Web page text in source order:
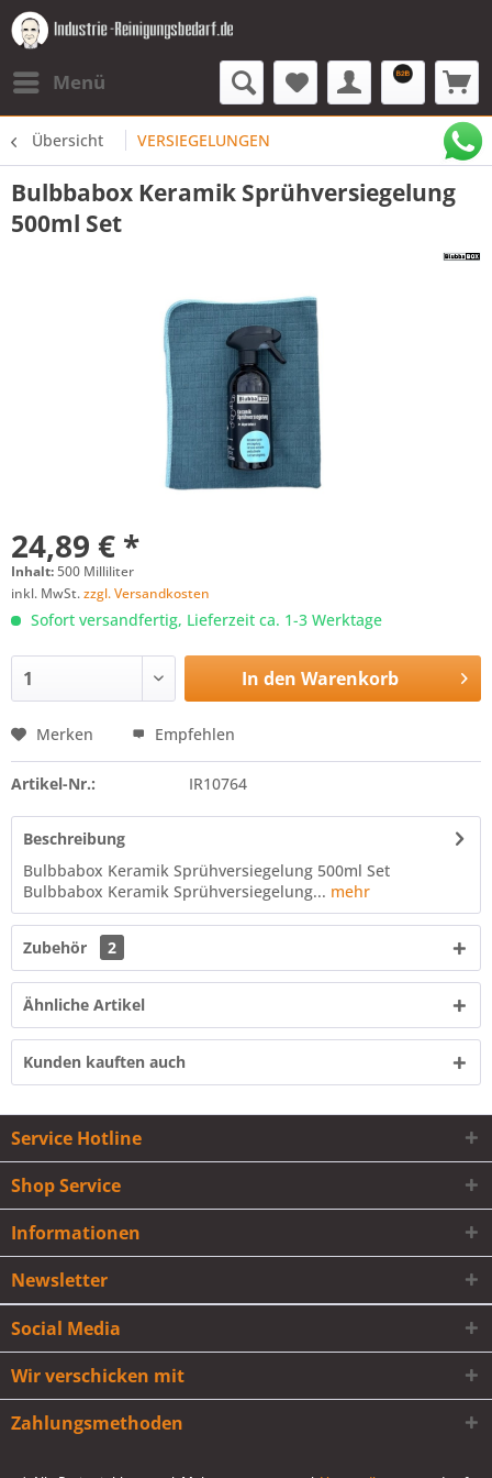
Menü
Übersicht VERSIEGELUNGEN
Bulbbabox Keramik Sprühversiegelung
500ml Set
24,89 € *
Inhalt:500 Milliliter
inkl. MwSt.zzgl. Versandkosten
Sofort versandfertig, Lieferzeit ca. 1-3 Werktage
In den Warenkorb
Merken Empfehlen
Artikel-Nr.: IR10764
Beschreibung
Bulbbabox Keramik Sprühversiegelung 500ml Set
Bulbbabox Keramik Sprühversiegelung... mehr
Zubehör 2
Ähnliche Artikel
Kunden kauften auch
Service Hotline
Shop Service
Informationen
Newsletter
Social Media
Wir verschicken mit
Zahlungsmethoden